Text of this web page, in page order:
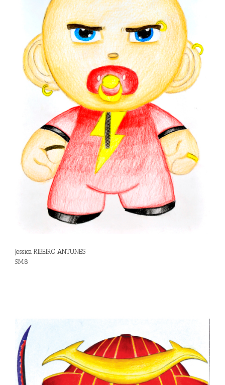
Jessica RIBEIRO ANTUNES
5M8